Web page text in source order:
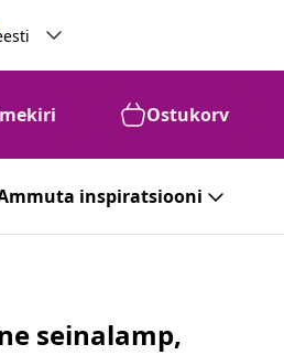
Ostukorv
inspiratsiooni
seinalamp,